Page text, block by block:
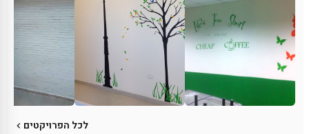
לכל הפרויקטים